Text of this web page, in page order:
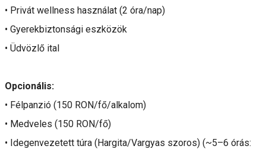
• Privát wellness használat (2 óra/nap)
• Gyerekbiztonsági eszközök
• Üdvözlő ital
Opcionális:
• Félpanzió (150 RON/fő/alkalom)
• Medveles (150 RON/fő)
• Idegenvezetett túra (Hargita/Vargyas szoros) (~5–6 órás: